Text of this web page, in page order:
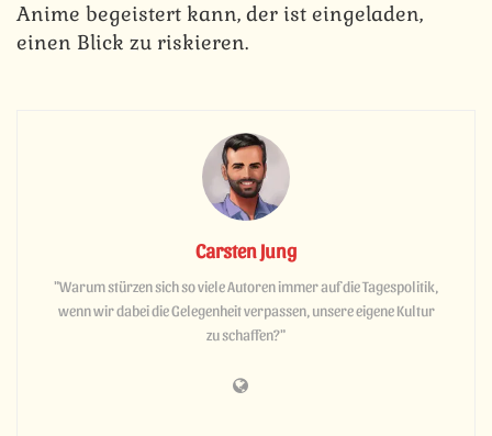
Anime begeistert kann, der ist eingeladen,
einen Blick zu riskieren.
Carsten Jung
"Warum stürzen sich so viele Autoren immer auf die Tagespolitik,
wenn wir dabei die Gelegenheit verpassen, unsere eigene Kultur
zu schaffen?"